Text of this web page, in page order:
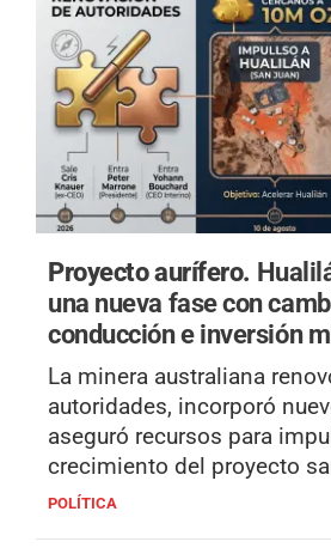
Proyecto aurífero.
una nueva fase con
conducción e inversión
La minera australiana
autoridades, incorporó
aseguró recursos para
crecimiento del proyecto
POLÍTICA